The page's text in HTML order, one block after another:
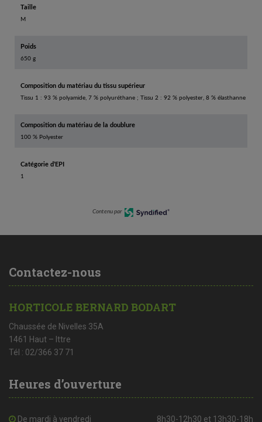
Taille
M
Poids
650 g
Composition du matériau du tissu supérieur
Tissu 1 : 93 % polyamide, 7 % polyuréthane ; Tissu 2 : 92 % polyester, 8 % élasthanne
Composition du matériau de la doublure
100 % Polyester
Catégorie d’EPI
1
Contenu par
Contactez-nous
HORTICOLE BERNARD BODART
Chaussée de Nivelles 35A
1461 Haut – Ittre
Tél : 02/366 37 71
Heures d’ouverture
De mardi à vendredi 8h30-12h30 et 13h30-18h